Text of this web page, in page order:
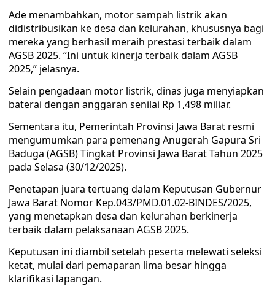
Ade menambahkan, motor sampah listrik akan
didistribusikan ke desa dan kelurahan, khususnya bagi
mereka yang berhasil meraih prestasi terbaik dalam
AGSB 2025. “Ini untuk kinerja terbaik dalam AGSB
2025,” jelasnya.
Selain pengadaan motor listrik, dinas juga menyiapkan
baterai dengan anggaran senilai Rp 1,498 miliar.
Sementara itu, Pemerintah Provinsi Jawa Barat resmi
mengumumkan para pemenang Anugerah Gapura Sri
Baduga (AGSB) Tingkat Provinsi Jawa Barat Tahun 2025
pada Selasa (30/12/2025).
Penetapan juara tertuang dalam Keputusan Gubernur
Jawa Barat Nomor Kep.043/PMD.01.02-BINDES/2025,
yang menetapkan desa dan kelurahan berkinerja
terbaik dalam pelaksanaan AGSB 2025.
Keputusan ini diambil setelah peserta melewati seleksi
ketat, mulai dari pemaparan lima besar hingga
klarifikasi lapangan.